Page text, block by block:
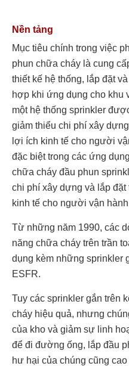
Nền tảng
Mục tiêu chính trong việc
phun chữa cháy là cung
thiết kế hệ thống, lắp đặt
hợp khi ứng dụng cho khu
một hệ thống sprinkler
giảm thiểu chi phí xây
lợi ích kinh tế cho người
đặc biệt trong các ứng
chữa cháy đầu phun
chi phí xây dựng và lắp
kinh tế cho người vận
Từ những năm 1990, các
năng chữa cháy trên trần
dụng kèm những sprinkler
ESFR.
Tuy các sprinkler gắn trên
cháy hiệu quả, nhưng
của kho và giảm sự linh
để đi đường ống, lắp đầu
hư hại của chúng cũng